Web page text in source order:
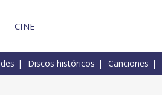
CINE
Discos históricos Canciones